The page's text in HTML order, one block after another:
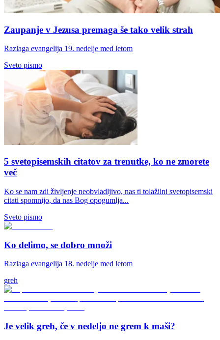
Zaupanje v Jezusa premaga še tako velik strah
Razlaga evangelija 19. nedelje med letom
Sveto pismo
5 svetopisemskih citatov za trenutke, ko ne zmorete
več
Ko se nam zdi življenje neobvladljivo, nas ti tolažilni svetopisemski
citati spomnijo, da nas Bog opogumlja...
Sveto pismo
Ko delimo, se dobro množi
Razlaga evangelija 18. nedelje med letom
greh
Je velik greh, če v nedeljo ne grem k maši?